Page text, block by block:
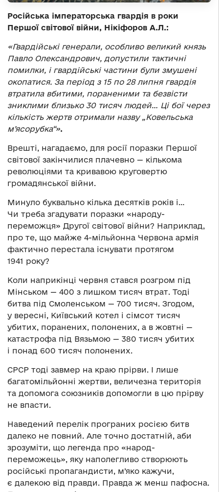
Російська імператорська гвардія в роки
Першої світової війни, Нікіфоров А.Л.:
«Гвардійські генерали, особливо великий князь
Павло Олександрович, допустили тактичні
помилки, і гвардійські частини були змушені
окопатися. За період з 15 по 28 липня гвардія
втратила вбитими, пораненими та безвісти
зниклими близько 30 тисяч людей… Ці бої через
кількість жертв отримали назву „Ковельська
м’ясорубка“».
Врешті, нагадаємо, для росії поразки Першої
світової закінчилися плачевно — кількома
революціями та кривавою круговертю
громадянської війни.
Минуло буквально кілька десятків років і…
Чи треба згадувати поразки «народу-
переможця» Другої світової війни? Наприклад,
про те, що майже 4-мільйонна Червона армія
фактично перестала існувати протягом
1941 року?
Коли наприкінці червня стався розгром під
Мінськом — 400 з лишком тисяч втрат. Тоді
битва під Смоленськом — 700 тисяч. Згодом,
у вересні, Київський котел і сімсот тисяч
убитих, поранених, полонених, а в жовтні —
катастрофа під Вязьмою — 380 тисяч убитих
і понад 600 тисяч полонених.
СРСР тоді завмер на краю прірви. І лише
багатомільйонні жертви, величезна територія
та допомога союзників допомогли в цю прірву
не впасти.
Наведений перелік програних росією битв
далеко не повний. Але точно достатній, аби
зрозуміти, що легенда про «народ-
переможець», яку наполегливо створюють
російські пропагандисти, м’яко кажучи,
є далекою від правди. Правда ж менш пафосна.